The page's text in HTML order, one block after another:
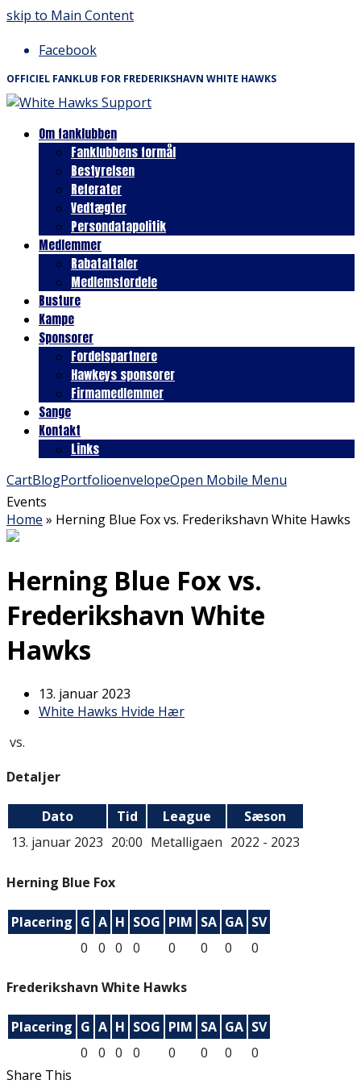
skip to Main Content
Facebook
OFFICIEL FANKLUB FOR FREDERIKSHAVN WHITE HAWKS
Om fanklubben
Fanklubbens formål
Bestyrelsen
Referater
Vedtægter
Persondatapolitik
Medlemmer
Rabataftaler
Medlemsfordele
Busture
Kampe
Sponsorer
Fordelspartnere
Hawkeys sponsorer
Firmamedlemmer
Sange
Kontakt
Links
CartBlogPortfolioenvelopeOpen Mobile Menu
Events
Home » Herning Blue Fox vs. Frederikshavn White Hawks
Herning Blue Fox vs.
Frederikshavn White
Hawks
13. januar 2023
White Hawks Hvide Hær
vs.
Detaljer
Dato Tid League
Sæson
13. januar 2023 20:00 Metalligaen 2022 - 2023
Herning Blue Fox
Placering G A H SOG PIM SA GA SV
0
0 0 0 0 0 0 0
Frederikshavn White Hawks
Placering G A H SOG PIM SA GA SV
0
0 0 0 0 0 0
0
Share This